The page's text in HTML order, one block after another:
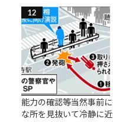
能力の確認等当然事前
な所を見抜いて冷静に